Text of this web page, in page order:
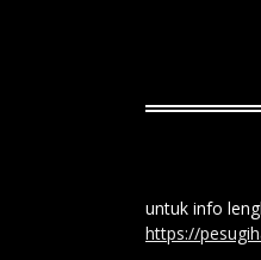
untuk info
https://